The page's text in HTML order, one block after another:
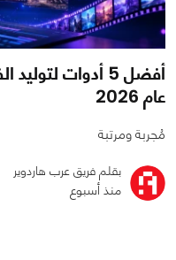
أفضل 5 أدوات
عام 2026
مُجربة ومرتبة
بقلم فريق عرب هاردوير
منذ أسبوع